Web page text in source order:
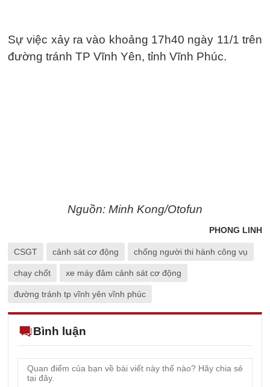
Sự việc xảy ra vào khoảng 17h40 ngày 11/1 trên
đường tránh TP Vĩnh Yên, tỉnh Vĩnh Phúc.
Nguồn: Minh Kong/Otofun
PHONG LINH
CSGT cảnh sát cơ động chống người thi hành công vụ
chạy chốt xe máy đâm cảnh sát cơ động
đường tránh tp vĩnh yên vĩnh phúc
Bình luận